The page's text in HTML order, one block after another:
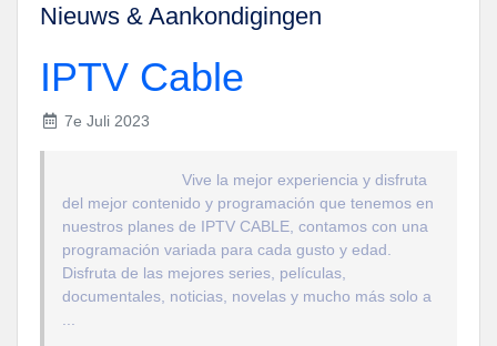
Nieuws & Aankondigingen
IPTV Cable
7e Juli 2023
Vive la mejor experiencia y disfruta
del mejor contenido y programación que tenemos en
nuestros planes de IPTV CABLE, contamos con una
programación variada para cada gusto y edad.
Disfruta de las mejores series, películas,
documentales, noticias, novelas y mucho más solo a